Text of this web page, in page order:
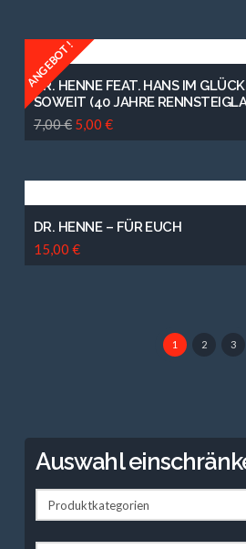
ANGEBOT!
DR. HENNE FEAT. HANS IM
SOWEIT (40 JAHRE
7,00€ 5,00 €
DR. HENNE – FÜR EUCH
15,00 €
1 2 3
Auswahl